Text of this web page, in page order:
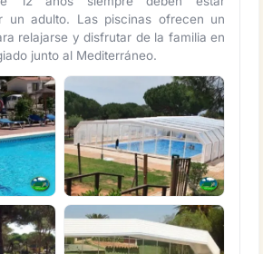
un adulto. Las piscinas ofrecen un
relajarse y disfrutar de la familia en
junto al Mediterráneo.